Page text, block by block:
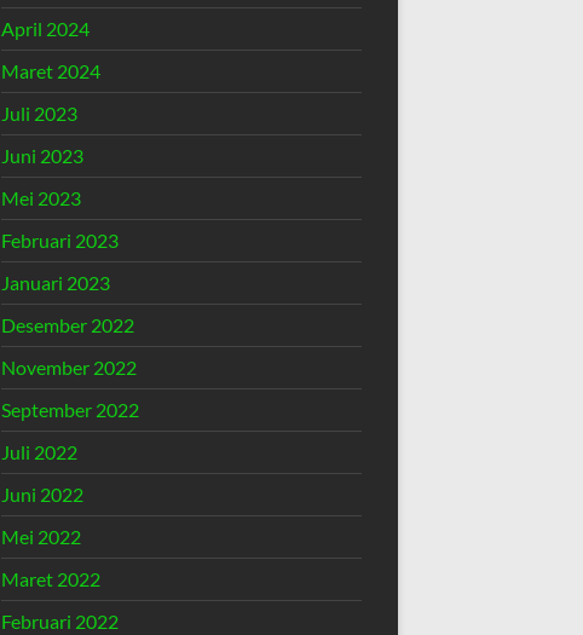
April 2024
Maret 2024
Juli 2023
Juni 2023
Mei 2023
Februari 2023
Januari 2023
Desember 2022
November 2022
September 2022
Juli 2022
Juni 2022
Mei 2022
Maret 2022
Februari 2022